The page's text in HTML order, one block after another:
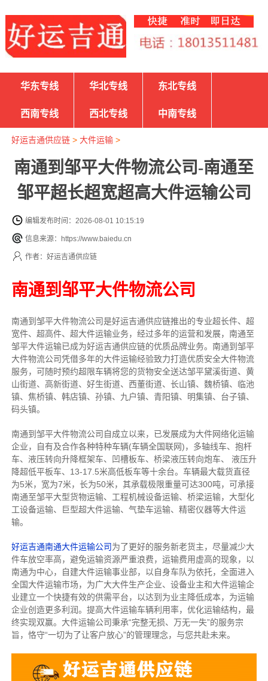
华东专线 华北专线 东北专线
西南专线 西北专线 中南专线
好运吉通供应链> 大件运输>
南通到邹平大件物流公司-南通至
邹平超长超宽超高大件运输公司
编辑发布时间：2026-08-01 10:15:19
信息来源：https://www.baiedu.cn
作者：好运吉通供应链
南通到邹平大件物流公司
南通到邹平大件物流公司是好运吉通供应链推出的专业超长件、超
宽件、超高件、超大件运输业务，经过多年的运营和发展，南通至
邹平大件运输已成为好运吉通供应链的优质品牌业务。南通到邹平
大件物流公司凭借多年的大件运输经验致力打造优质安全大件物流
服务，可随时预约超限车辆将您的货物安全送达邹平黛溪街道、黄
山街道、高新街道、好生街道、西董街道、长山镇、魏桥镇、临池
镇、焦桥镇、韩店镇、孙镇、九户镇、青阳镇、明集镇、台子镇、
码头镇。
南通到邹平大件物流公司自成立以来，已发展成为大件网络化运输
企业，自有及合作各种特种车辆(车辆全国联网)，多轴线车、抱杆
车、液压转向升降框架车、凹槽板车、桥梁液压转向炮车、 液压升
降超低平板车、13-17.5米高低板车等十余台。车辆最大载货直径
为5米，宽为7米，长为50米，其承载极限重量可达300吨，可承接
南通至邹平大型货物运输、工程机械设备运输、桥梁运输，大型化
工设备运输、巨型超大件运输、气垫车运输、精密仪器等大件运
输。
好运吉通南通大件运输公司为了更好的服务新老货主，尽量减少大
件车放空率高，避免运输资源严重浪费，运输费用虚高的现象，以
南通为中心，自建大件运输事业部，以自身车队为依托，全面进入
全国大件运输市场，为广大大件生产企业、设备业主和大件运输企
业建立一个快捷有效的供需平台，以达到为业主降低成本，为运输
企业创造更多利润。提高大件运输车辆利用率，优化运输结构，最
终实现双赢。大件运输公司秉承“完整无损、万无一失”的服务宗
旨，恪守“一切为了让客户放心”的管理理念，与您共赴未来。